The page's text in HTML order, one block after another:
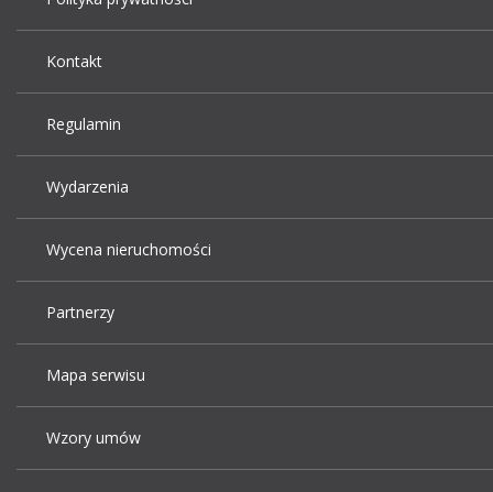
Kontakt
Regulamin
Wydarzenia
Wycena nieruchomości
Partnerzy
Mapa serwisu
Wzory umów